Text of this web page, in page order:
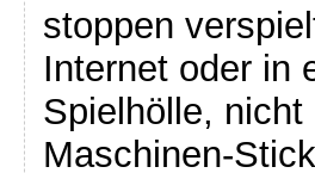
stoppen
Internet oder in
Spielhölle,
Maschinen-